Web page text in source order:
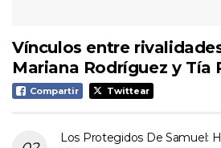
Vínculos entre
Mariana Rodríguez y Tía
Compartir Twittear
Los Protegidos De Samuel: